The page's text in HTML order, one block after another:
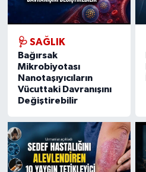
🩺 SAĞLIK
Bağırsak
Mikrobiyotası
Nanotaşıyıcıların
Vücuttaki Davranışını
Değiştirebilir